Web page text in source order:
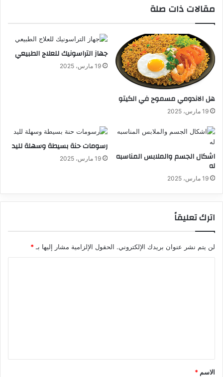
مقالات ذات صلة
هل الاندومي مسموح في الكيتو
19 مارس، 2025
جهاز التراسونيك للعلاج الطبيعي
19 مارس، 2025
اشكال الجسم والملابس المناسبه
له
19 مارس، 2025
رسومات حنة بسيطة وسهلة لليد
19 مارس، 2025
اترك تعليقاً
لن يتم نشر عنوان بريدك الإلكتروني. الحقول الإلزامية مشار إليها بـ*
*
الاسم *